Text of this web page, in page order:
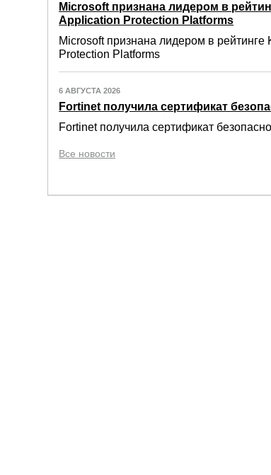
Microsoft признана лидером в
Application Protection Platforms
Microsoft признана лидером в
Protection Platforms
6 АВГУСТА 2026
Fortinet получила сертификат
Fortinet получила сертификат
Все новости